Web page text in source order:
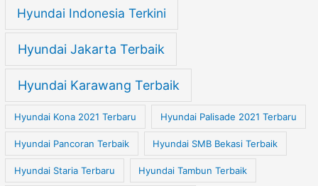
Hyundai Indonesia Terkini
Hyundai Jakarta Terbaik
Hyundai Karawang Terbaik
Hyundai Kona 2021 Terbaru Hyundai Palisade 2021 Terbaru
Hyundai Pancoran Terbaik Hyundai SMB Bekasi Terbaik
Hyundai Staria Terbaru Hyundai Tambun Terbaik